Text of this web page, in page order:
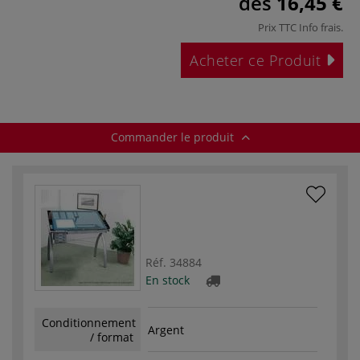
Prix TTC Info frais.
Acheter ce Produit
Commander le produit
Réf. 34884
En stock
Conditionnement
/ format
Argent